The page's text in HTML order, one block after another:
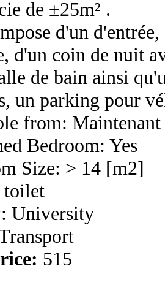
de ±25m² .
d'un
d'un coin de nuit
de bain ainsi
un parking pour
from: Maintenant
Bedroom: Yes
Size: > 14 [m2]
toilet
University
515